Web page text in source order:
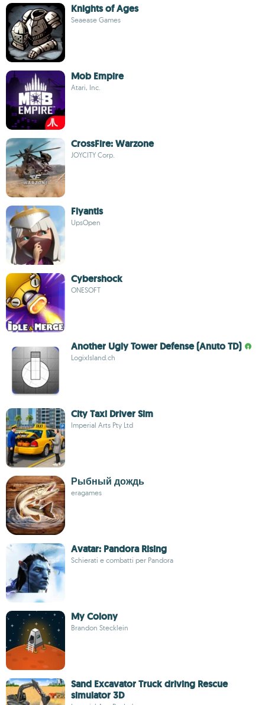
Knights of Ages
Seaease Games
Mob Empire
Atari, Inc.
CrossFire: Warzone
JOYCITY Corp.
Flyantis
UpsOpen
Cybershock
ONESOFT
Another Ugly Tower Defense (Anuto TD)
LogixIsland.ch
City Taxi Driver Sim
Imperial Arts Pty Ltd
Рыбный дождь
eragames
Avatar: Pandora Rising
Schierati e combatti per Pandora
My Colony
Brandon Stecklein
Sand Excavator Truck driving Rescue
simulator 3D